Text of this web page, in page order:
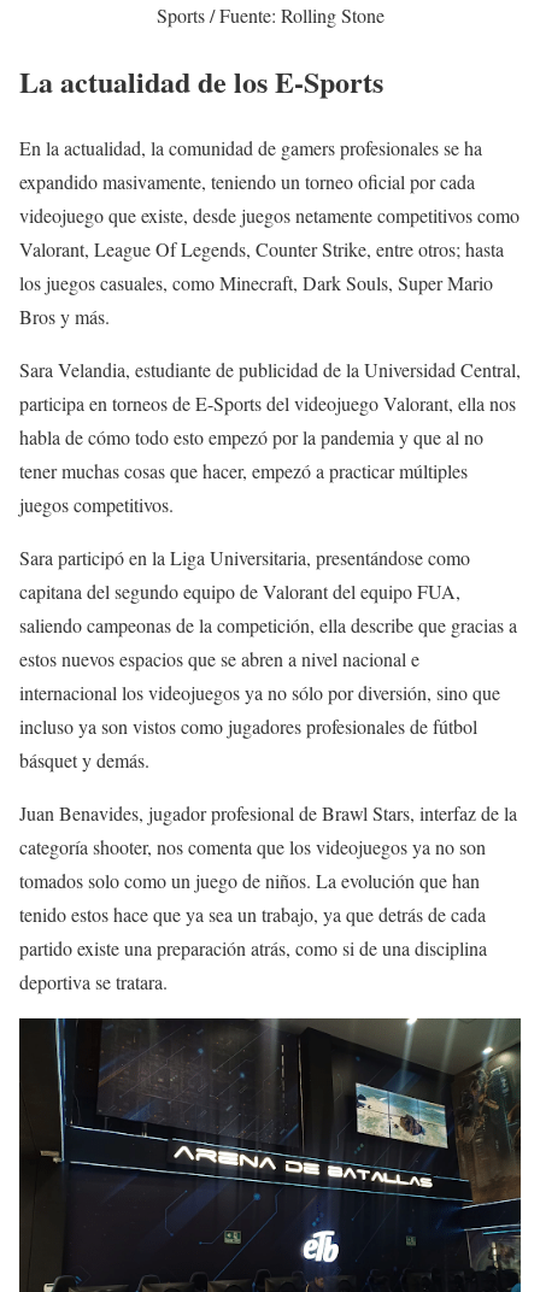
Sports / Fuente: Rolling Stone
La actualidad de los E-Sports
En la actualidad, la comunidad de gamers profesionales se ha
expandido masivamente, teniendo un torneo oficial por cada
videojuego que existe, desde juegos netamente competitivos como
Valorant, League Of Legends, Counter Strike, entre otros; hasta
los juegos casuales, como Minecraft, Dark Souls, Super Mario
Bros y más.
Sara Velandia, estudiante de publicidad de la Universidad Central,
participa en torneos de E-Sports del videojuego Valorant, ella nos
habla de cómo todo esto empezó por la pandemia y que al no
tener muchas cosas que hacer, empezó a practicar múltiples
juegos competitivos.
Sara participó en la Liga Universitaria, presentándose como
capitana del segundo equipo de Valorant del equipo FUA,
saliendo campeonas de la competición, ella describe que gracias a
estos nuevos espacios que se abren a nivel nacional e
internacional los videojuegos ya no sólo por diversión, sino que
incluso ya son vistos como jugadores profesionales de fútbol
básquet y demás.
Juan Benavides, jugador profesional de Brawl Stars, interfaz de la
categoría shooter, nos comenta que los videojuegos ya no son
tomados solo como un juego de niños. La evolución que han
tenido estos hace que ya sea un trabajo, ya que detrás de cada
partido existe una preparación atrás, como si de una disciplina
deportiva se tratara.